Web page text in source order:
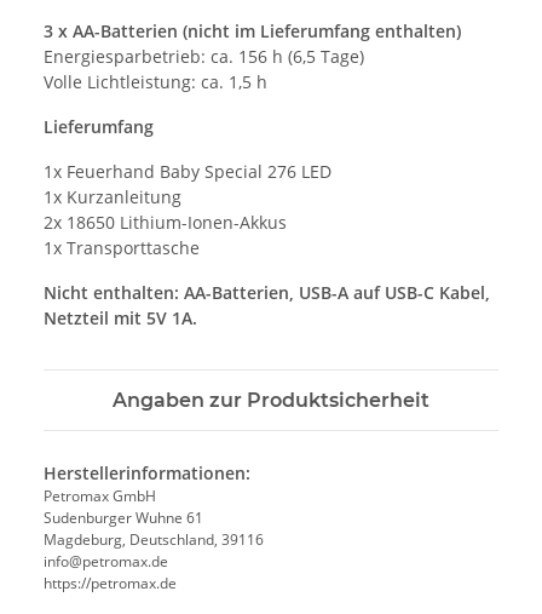
3 x AA-Batterien (nicht im Lieferumfang enthalten)
Energiesparbetrieb: ca. 156 h (6,5 Tage)
Volle Lichtleistung: ca. 1,5 h
Lieferumfang
1x Feuerhand Baby Special 276 LED
1x Kurzanleitung
2x 18650 Lithium-Ionen-Akkus
1x Transporttasche
Nicht enthalten: AA-Batterien, USB-A auf USB-C Kabel,
Netzteil mit 5V 1A.
Angaben zur Produktsicherheit
Herstellerinformationen:
Petromax GmbH
Sudenburger Wuhne 61
Magdeburg, Deutschland, 39116
info@petromax.de
https://petromax.de